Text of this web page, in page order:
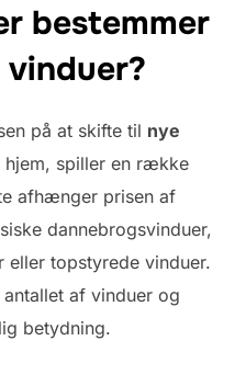
bestemmer
på at skifte til nye
hjem, spiller en række
afhænger prisen af
dannebrogsvinduer,
topstyrede vinduer.
af vinduer og
betydning.